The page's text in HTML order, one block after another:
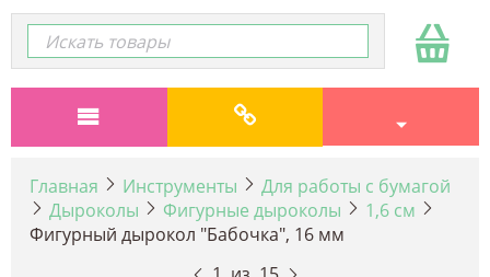
Главная Инструменты
Для работы с бумагой
Дыроколы
Фигурные дыроколы
1,6 см
Фигурный дырокол "Бабочка", 16 мм